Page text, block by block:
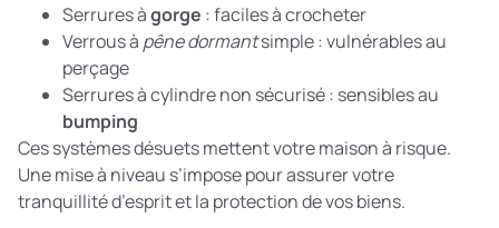
Serrures àgorge : faciles à crocheter
Verrous à pêne dormantsimple : vulnérables au
perçage
Serrures à cylindre non sécurisé : sensibles au
bumping
Ces systèmes désuets mettent votre maison à risque.
Une mise à niveau s’impose pour assurer votre
tranquillité d’esprit et la protection de vos biens.